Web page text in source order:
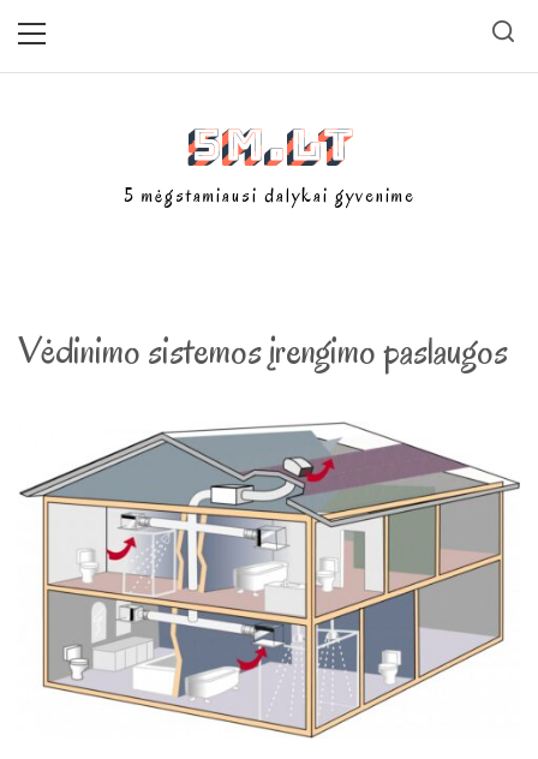
5m.lt
5 mėgstamiausi dalykai gyvenime
Vėdinimo sistemos įrengimo paslaugos